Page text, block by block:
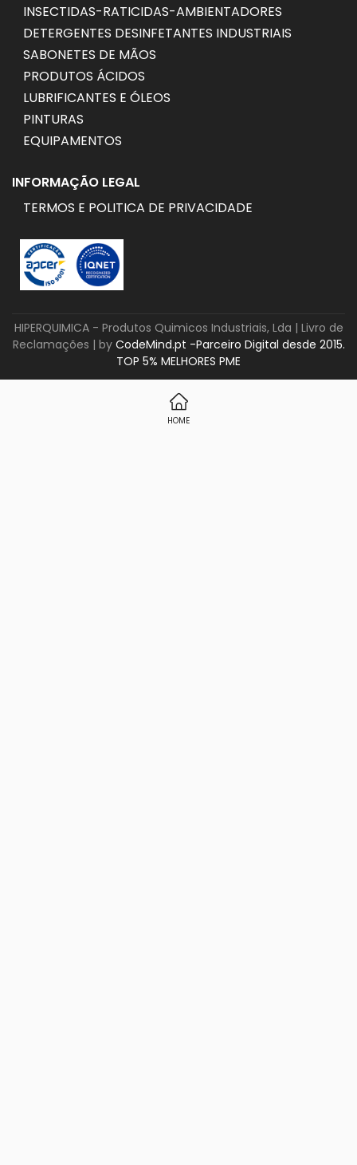
INSECTIDAS-RATICIDAS-AMBIENTADORES
DETERGENTES DESINFETANTES INDUSTRIAIS
SABONETES DE MÃOS
PRODUTOS ÁCIDOS
LUBRIFICANTES E ÓLEOS
PINTURAS
EQUIPAMENTOS
INFORMAÇÃO LEGAL
TERMOS E POLITICA DE PRIVACIDADE
HIPERQUIMICA - Produtos Quimicos Industriais, Lda | Livro de
Reclamações | by CodeMind.pt -Parceiro Digital desde 2015.
TOP 5% MELHORES PME
HOME